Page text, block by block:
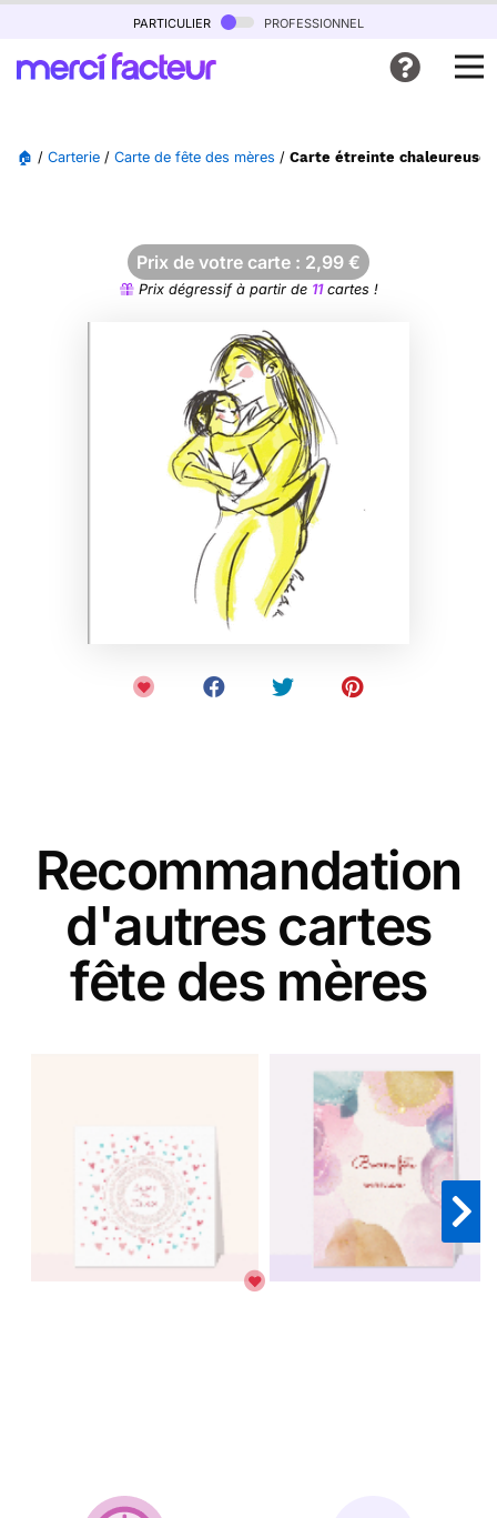
particulier professionnel
🏠 / Carterie / Carte de fête des mères / Carte étreinte chaleureuse
Prix de votre carte : 2,99 €
Prix dégressif à partir de 11cartes !
Recommandation
d'autres cartes
fête des mères